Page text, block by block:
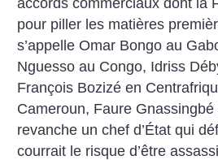
pour piller les matières
s’appelle Omar Bongo au
Nguesso au Congo, Idriss
François Bozizé en
Cameroun, Faure Gnassingbé
revanche un chef d’État qui
courrait le risque d’être